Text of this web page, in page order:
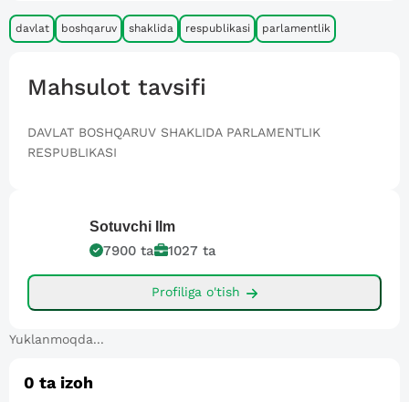
davlat boshqaruv shaklida respublikasi parlamentlik
Mahsulot tavsifi
DAVLAT BOSHQARUV SHAKLIDA PARLAMENTLIK
RESPUBLIKASI
Sotuvchi Ilm
7900 ta 1027 ta
Profiliga o'tish
Yuklanmoqda...
0 ta izoh